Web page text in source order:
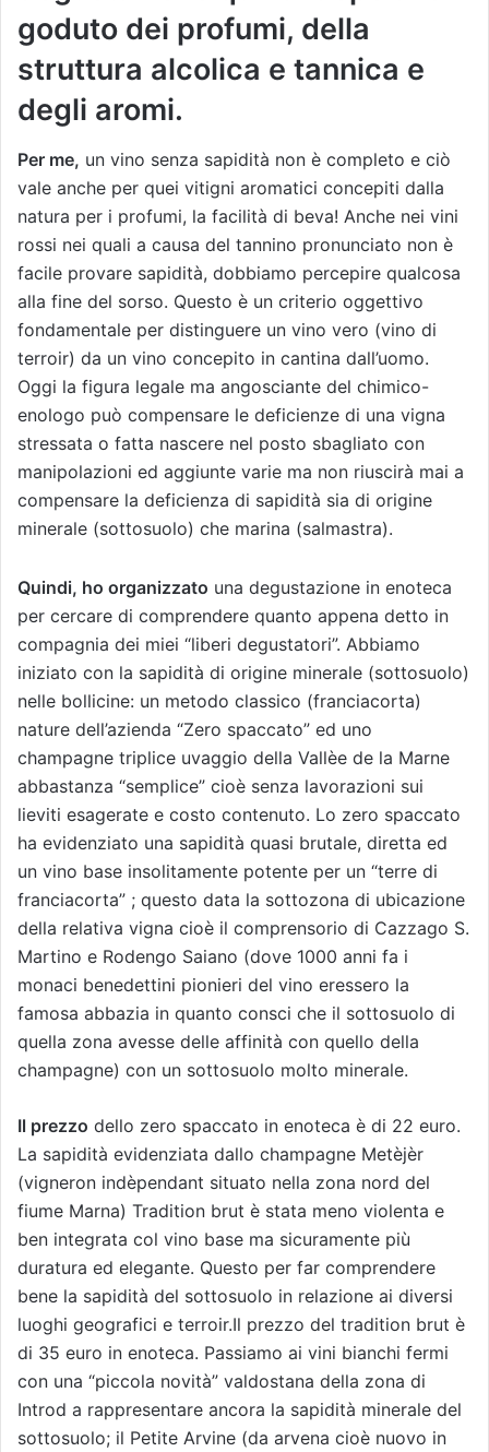
goduto dei profumi, della
struttura alcolica e tannica e
degli aromi.
Per me, un vino senza sapidità non è completo e ciò
vale anche per quei vitigni aromatici concepiti dalla
natura per i profumi, la facilità di beva! Anche nei vini
rossi nei quali a causa del tannino pronunciato non è
facile provare sapidità, dobbiamo percepire qualcosa
alla fine del sorso. Questo è un criterio oggettivo
fondamentale per distinguere un vino vero (vino di
terroir) da un vino concepito in cantina dall’uomo.
Oggi la figura legale ma angosciante del chimico-
enologo può compensare le deficienze di una vigna
stressata o fatta nascere nel posto sbagliato con
manipolazioni ed aggiunte varie ma non riuscirà mai a
compensare la deficienza di sapidità sia di origine
minerale (sottosuolo) che marina (salmastra).
Quindi, ho organizzato una degustazione in enoteca
per cercare di comprendere quanto appena detto in
compagnia dei miei “liberi degustatori”. Abbiamo
iniziato con la sapidità di origine minerale (sottosuolo)
nelle bollicine: un metodo classico (franciacorta)
nature dell’azienda “Zero spaccato” ed uno
champagne triplice uvaggio della Vallèe de la Marne
abbastanza “semplice” cioè senza lavorazioni sui
lieviti esagerate e costo contenuto. Lo zero spaccato
ha evidenziato una sapidità quasi brutale, diretta ed
un vino base insolitamente potente per un “terre di
franciacorta” ; questo data la sottozona di ubicazione
della relativa vigna cioè il comprensorio di Cazzago S.
Martino e Rodengo Saiano (dove 1000 anni fa i
monaci benedettini pionieri del vino eressero la
famosa abbazia in quanto consci che il sottosuolo di
quella zona avesse delle affinità con quello della
champagne) con un sottosuolo molto minerale.
Il prezzo dello zero spaccato in enoteca è di 22 euro.
La sapidità evidenziata dallo champagne Metèjèr
(vigneron indèpendant situato nella zona nord del
fiume Marna) Tradition brut è stata meno violenta e
ben integrata col vino base ma sicuramente più
duratura ed elegante. Questo per far comprendere
bene la sapidità del sottosuolo in relazione ai diversi
luoghi geografici e terroir.Il prezzo del tradition brut è
di 35 euro in enoteca. Passiamo ai vini bianchi fermi
con una “piccola novità” valdostana della zona di
Introd a rappresentare ancora la sapidità minerale del
sottosuolo; il Petite Arvine (da arvena cioè nuovo in